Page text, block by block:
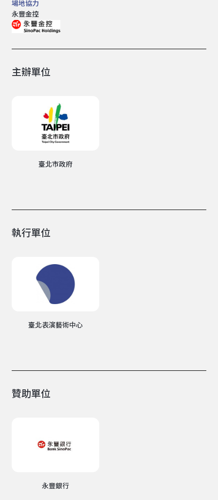
場地協力
永豐金控
主辦單位
臺北市政府
執行單位
臺北表演藝術中心
贊助單位
永豐銀行